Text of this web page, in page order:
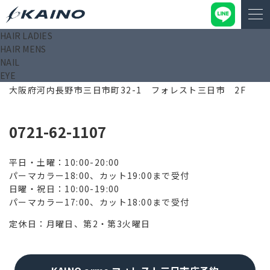
HAIR LADIES
HAIR MENS
NAIL
EYE586-0048
大阪府河内長野市三日市町32-1 フォレスト三日市 2F
0721-62-1107
平日・土曜：10:00-20:00
パーマカラー18:00、カット19:00まで受付
日曜・祝日：10:00-19:00
パーマカラー17:00、カット18:00まで受付
定休日：月曜日、第2・第3火曜日